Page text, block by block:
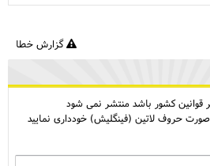
گزارش خطا
قوانین کشور باشد منتشر نمی شود
حروف لاتین (فینگلیش) خودداری نمایید